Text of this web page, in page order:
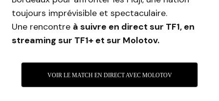
toujours imprévisible et spectaculaire.
Une rencontre à suivre en direct sur TF1, en
streaming sur TF1+ et sur Molotov.
VOIR LE MATCH EN DIRECT AVEC MOLOTOV